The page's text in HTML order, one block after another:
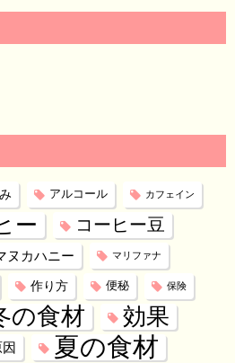
アルコール カフェイン
ー コーヒー豆
ヌカハニー マリファナ
作り方 便秘 保険
の食材 効果
因 夏の食材